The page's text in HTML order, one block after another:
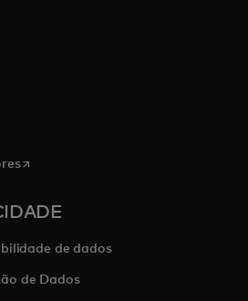
guia
abre em uma nova guia
de dados
de Dados